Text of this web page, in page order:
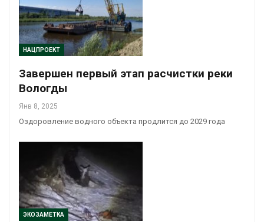
НАЦПРОЕКТ
Завершен первый этап расчистки реки
Вологды
Янв 8, 2025
Оздоровление водного объекта продлится до 2029 года
ЭКОЗАМЕТКА